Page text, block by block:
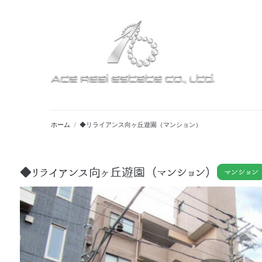
ホーム / ◆リライアンス向ヶ丘遊園（マンション）
◆リライアンス向ヶ丘遊園（マンション） マンション